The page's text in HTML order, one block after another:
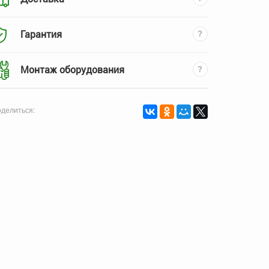
Гарантия
Монтаж оборудования